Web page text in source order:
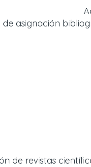
asignación
de revistas